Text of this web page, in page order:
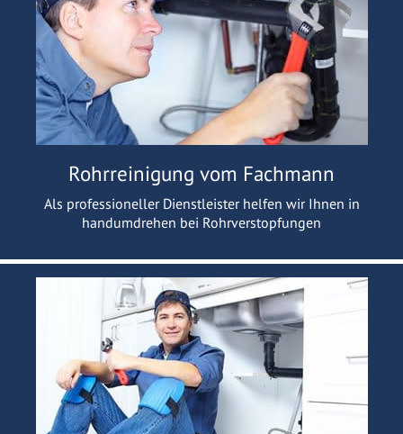
Rohrreinigung vom Fachmann
Als professioneller Dienstleister helfen wir Ihnen in
handumdrehen bei Rohrverstopfungen